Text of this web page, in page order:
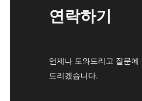
연락하기
언제나 도와드리고 질문에
드리겠습니다.